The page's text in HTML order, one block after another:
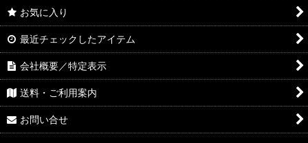
お気に入り
最近チェックしたアイテム
会社概要／特定表示
送料・ご利用案内
お問い合せ